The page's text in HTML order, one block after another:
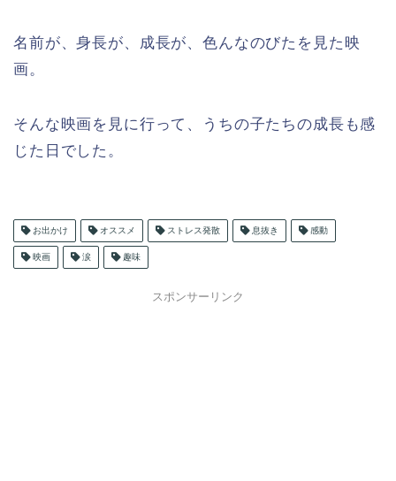
名前が、身長が、成長が、色んなのびたを見た映
画。
そんな映画を見に行って、うちの子たちの成長も感
じた日でした。
お出かけ オススメ ストレス発散 息抜き 感動
映画 涙 趣味
スポンサーリンク